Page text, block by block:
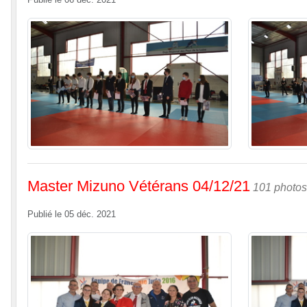
Master Mizuno Vétérans 04/12/21 101 photos
Publié le 05 déc. 2021